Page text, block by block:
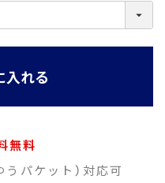
必
入れる
無料
うパケット）対応可